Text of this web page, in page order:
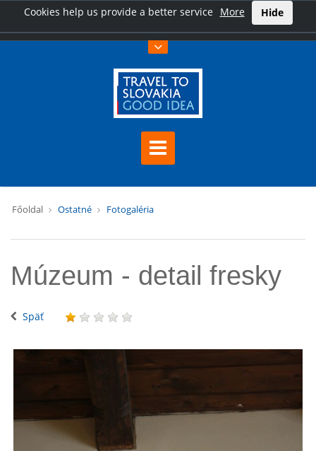
Cookies help us provide a better service More Hide
Főoldal Ostatné Fotogaléria
Múzeum - detail fresky
Späť